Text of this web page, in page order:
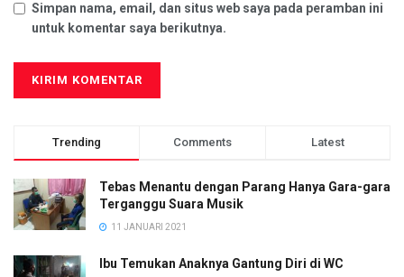
Simpan nama, email, dan situs web saya pada peramban ini
untuk komentar saya berikutnya.
Trending Comments Latest
Tebas Menantu dengan Parang Hanya Gara-gara
Terganggu Suara Musik
11 JANUARI 2021
Ibu Temukan Anaknya Gantung Diri di WC